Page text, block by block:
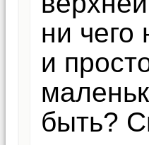
ни чего
и
быть?